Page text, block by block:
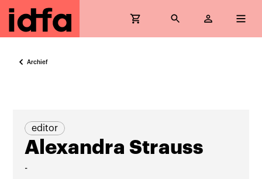
Archief
editor
Alexandra Strauss
-